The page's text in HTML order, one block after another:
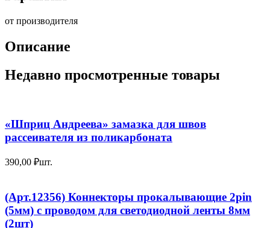
от производителя
Описание
Недавно просмотренные товары
«Шприц Андреева» замазка для швов
рассеивателя из поликарбоната
390,00 ₽шт.
(Арт.12356) Коннекторы прокалывающие 2pin
(5мм) с проводом для светодиодной ленты 8мм
(2шт)